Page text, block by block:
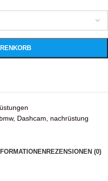
bmw, Dashcam, nachrüstung
REZENSIONEN (0)